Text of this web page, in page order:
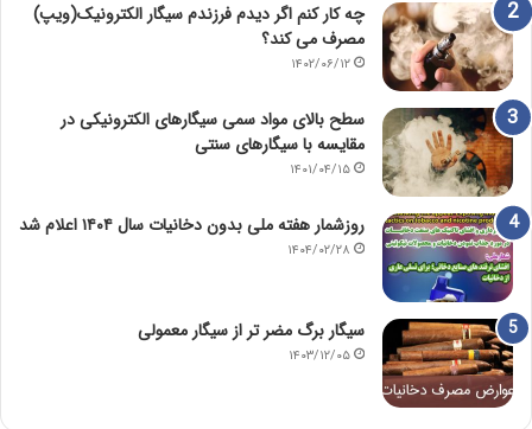
چه کار کنم اگر دیدم فرزندم سیگار الکترونیک(ویپ)
مصرف می کند؟
۱۴۰۲/۰۶/۱۲
سطح بالای مواد سمی سیگارهای الکترونیکی در
مقایسه با سیگارهای سنتی
۱۴۰۱/۰۴/۱۵
روزشمار هفته ملی بدون دخانیات سال ۱۴۰۴ اعلام شد
۱۴۰۴/۰۲/۲۸
سیگار برگ مضر تر از سیگار معمولی
۱۴۰۳/۱۲/۰۵